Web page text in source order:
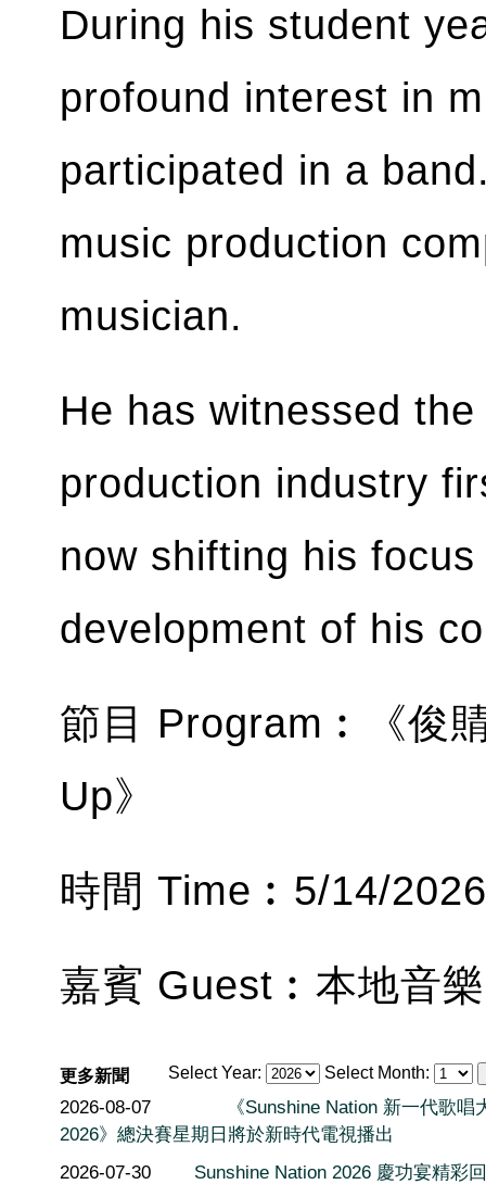
During his student
profound interest in
participated in a
music production
musician.
He has witnessed
production industry
now shifting his
development of his
節目 Program︰《俊
Up》
時間 Time︰5/14/
嘉賓 Guest︰本地音
Select Year: Select Month:
更多新聞
2026-08-07
《Sunshine Nation 新一代歌唱
2026》總決賽星期日將於新時代電視播出
2026-07-30
Sunshine Nation 2026 慶功宴精彩